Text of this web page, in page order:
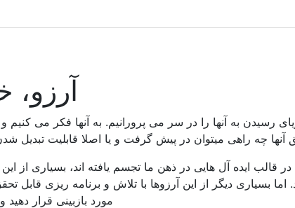
رسیدن به آنها را در سر می پرورانیم. به آنها فکر می کنیم
آنها چه راهی میتوان در پیش گرفت و یا اصلا قابلیت تبدیل
قالب ایده آل هایی در ذهن ما تجسم یافته اند، بسیاری از
اما بسیاری دیگر از این آرزوها با تلاش و برنامه ریزی
مورد بازبینی قرار دهید